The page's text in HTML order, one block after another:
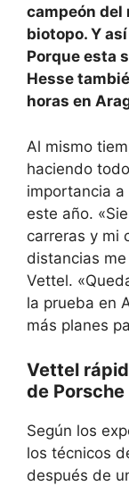
campeón del
biotopo. Y
Porque esta
Hesse
horas en
Al mismo
haciendo
importancia a
este año.
carreras y mi
distancias
Vettel.
la prueba en
más planes
Vettel
de Porsche
Según los
los técnicos
después de